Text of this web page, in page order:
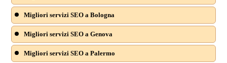
Migliori servizi SEO a Bologna
Migliori servizi SEO a Genova
Migliori servizi SEO a Palermo